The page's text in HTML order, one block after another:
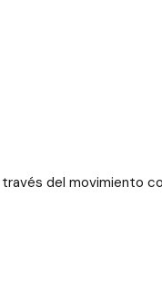
del movimiento